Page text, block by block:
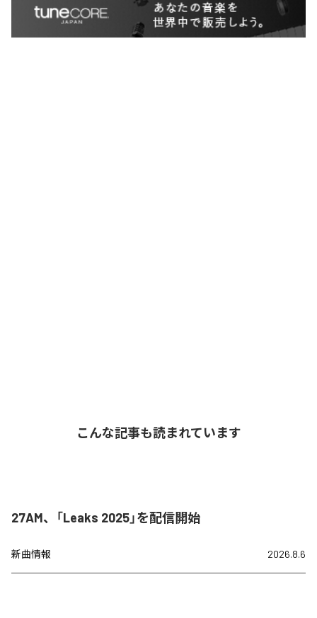
こんな記事も読まれています
27AM、「Leaks 2025」を配信開始
新曲情報 2026.8.6